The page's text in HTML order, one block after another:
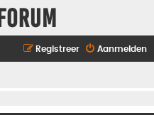
Aanmelden
Registreer